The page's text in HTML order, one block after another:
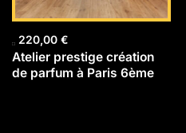
220,00 €
Atelier prestige création
de parfum à Paris 6ème